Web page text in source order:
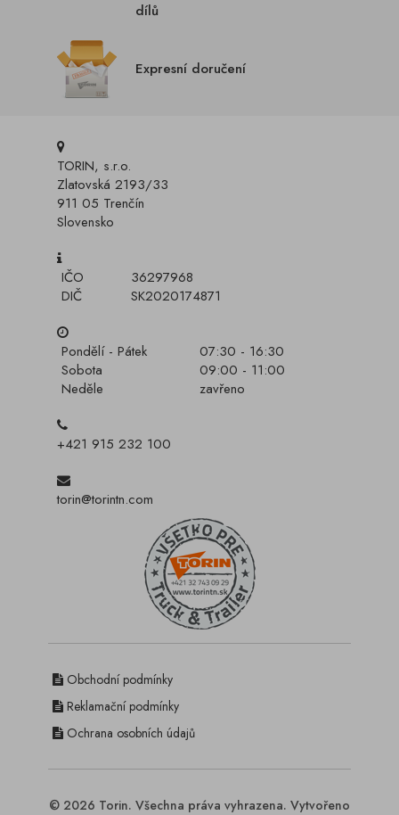
dílů
Expresní doručení
TORIN, s.r.o.
Zlatovská 2193/33
911 05 Trenčín
Slovensko
IČO
36297968
DIČ
SK2020174871
Pondělí - Pátek
07:30 - 16:30
Sobota
09:00 - 11:00
Neděle
zavřeno
+421 915 232 100
torin@torintn.com
Obchodní podmínky
Reklamační podmínky
Ochrana osobních údajů
© 2026 Torin. Všechna práva vyhrazena. Vytvořeno